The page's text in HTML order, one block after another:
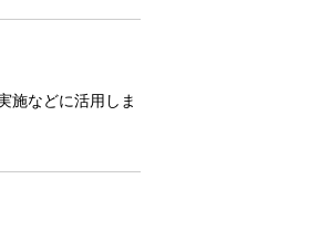
施などに活用しま